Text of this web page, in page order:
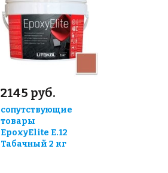
2145 руб.
сопутствующие
товары
EpoxyElite E.12
Табачный 2 кг